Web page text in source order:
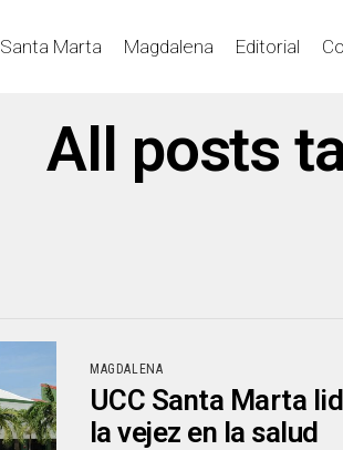
Santa Marta Magdalena Editorial
All posts
MAGDALENA
UCC Santa Marta
la vejez en la salud